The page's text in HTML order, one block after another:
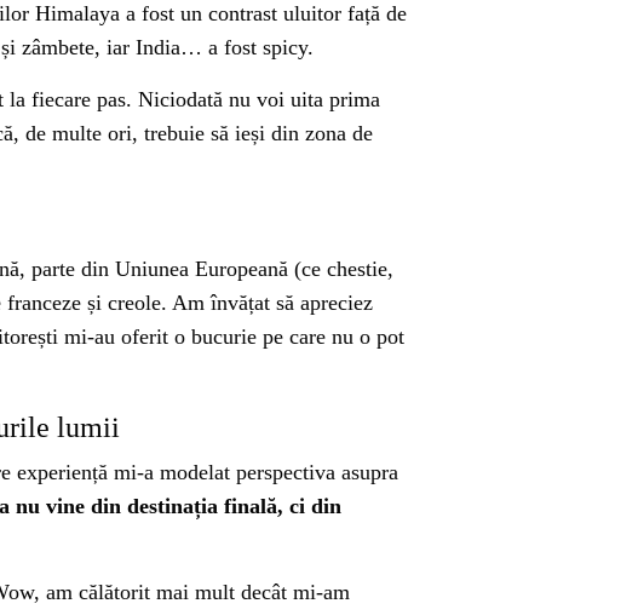
Himalaya a fost un contrast uluitor față de
zâmbete, iar India… a fost spicy.
fiecare pas. Niciodată nu voi uita prima
de multe ori, trebuie să ieși din zona de
parte din Uniunea Europeană (ce chestie,
și creole. Am învățat să apreciez
mi-au oferit o bucurie pe care nu o pot
lumii
mi-a modelat perspectiva asupra
nu vine din destinația finală, ci din
am călătorit mai mult decât mi-am